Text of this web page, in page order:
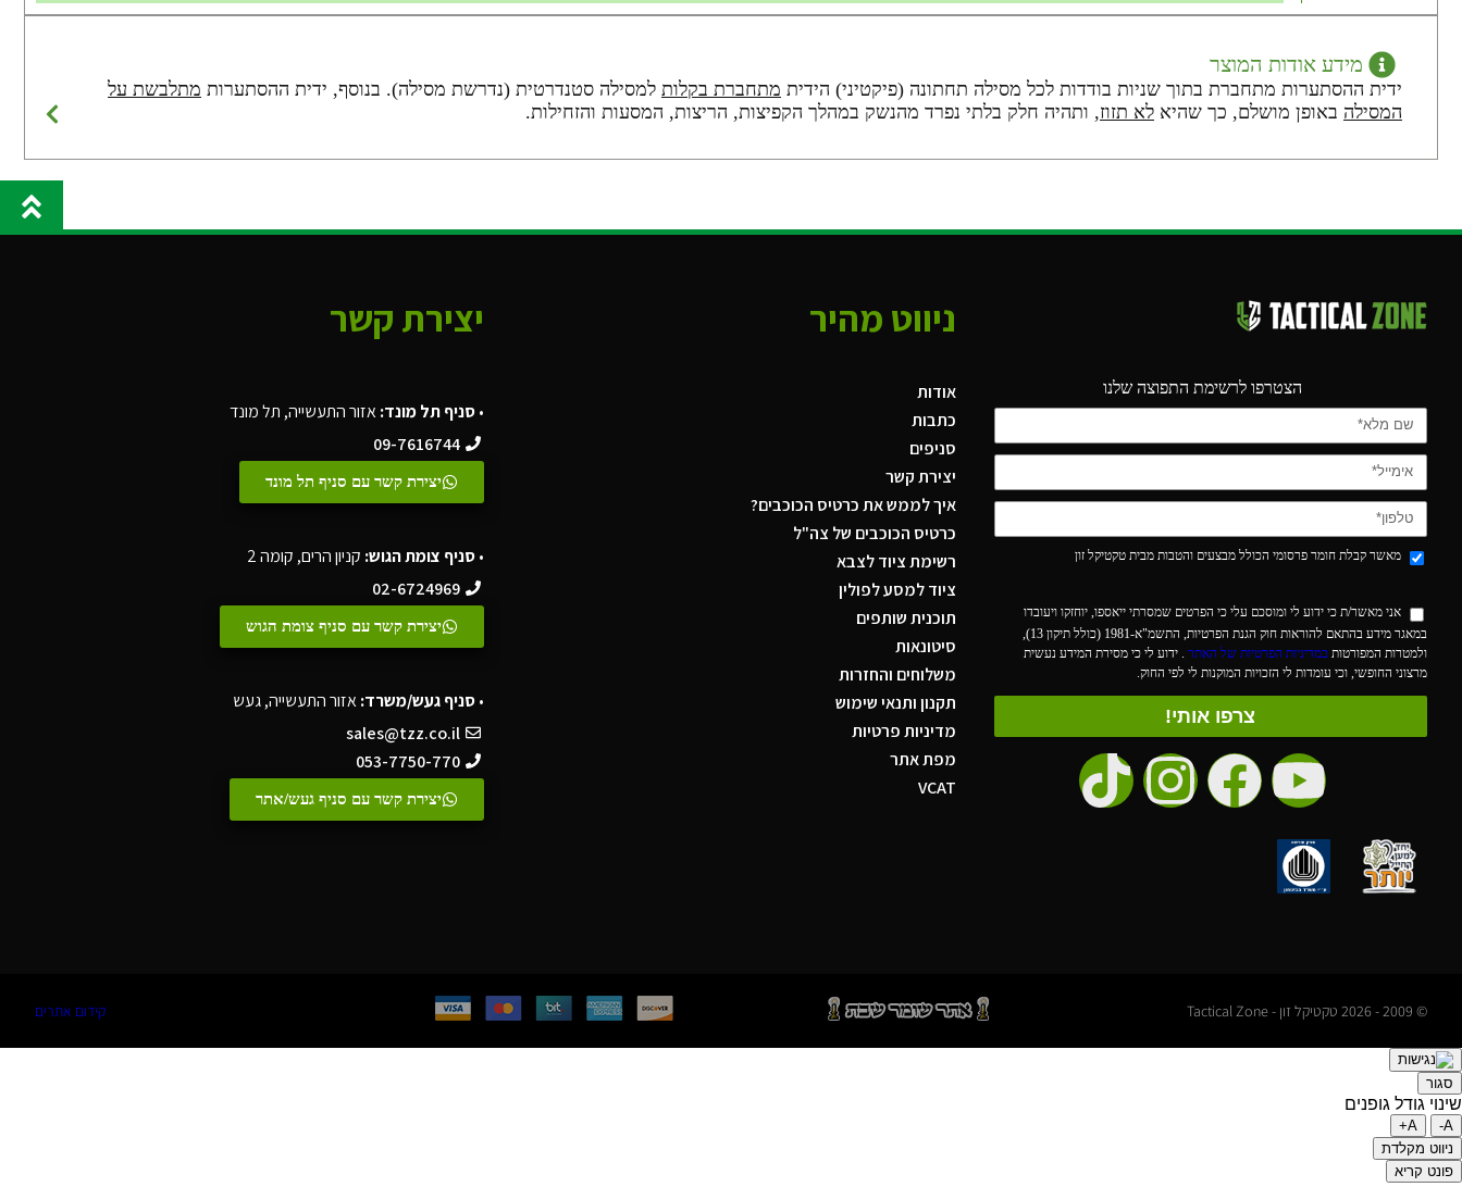
מידע אודות המוצר
ידית ההסתערות מתחברת בתוך שניות בודדות לכל מסילה תחתונה (פיקטיני) הידית מתחברת בקלות למסילה סטנדרטית (נדרשת מסילה). בנוסף, ידית ההסתערות מתלבשת על
המסילה באופן מושלם, כך שהיא לא תזוז, ותהיה חלק בלתי נפרד מהנשק במהלך הקפיצות, הריצות, המסעות והזחילות.
הצטרפו לרשימת התפוצה שלנו
מאשר קבלת חומר פרסומי הכולל מבצעים והטבות מבית טקטיקל זון
אני מאשר/ת כי ידוע לי ומוסכם עלי כי הפרטים שמסרתי ייאספו, יוחזקו ויעובדו
במאגר מידע בהתאם להוראות חוק הגנת הפרטיות, התשמ"א-1981 (כולל תיקון 13),
ולמטרות המפורטות במדיניות הפרטיות של האתר
. ידוע לי כי מסירת המידע נעשית
מרצוני החופשי, וכי עומדות לי הזכויות המוקנות לי לפי החוק.
צרפו אותי!
ניווט מהיר
אודות
כתבות
סניפים
יצירת קשר
איך לממש את כרטיס הכוכבים?
כרטיס הכוכבים של צה"ל
רשימת ציוד לצבא
ציוד למסע לפולין
תוכנית שותפים
סיטונאות
משלוחים והחזרות
תקנון ותנאי שימוש
מדיניות פרטיות
מפת אתר
VCAT
יצירת קשר
•סניף תל מונד:אזור התעשייה, תל מונד
09-7616744
יצירת קשר עם סניף תל מונד
•סניף צומת הגוש: קניון הרים, קומה 2
02-6724969
יצירת קשר עם סניף צומת הגוש
•סניף געש/משרד:אזור התעשייה, געש
sales@tzz.co.il
053-7750-770
יצירת קשר עם סניף געש/אתר
© 2009 - 2026 טקטיקל זון - Tactical Zone קידום אתרים
סגור
שינוי גודל גופנים
A-
A+
ניווט מקלדת
פונט קריא